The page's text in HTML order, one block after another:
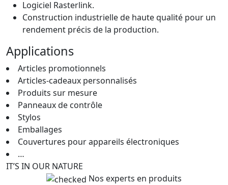
Logiciel Rasterlink.
Construction industrielle de haute qualité pour un
rendement précis de la production.
Applications
Articles promotionnels
Articles-cadeaux personnalisés
Produits sur mesure
Panneaux de contrôle
Stylos
Emballages
Couvertures pour appareils électroniques
…
IT’S IN OUR NATURE
Nos experts en produits